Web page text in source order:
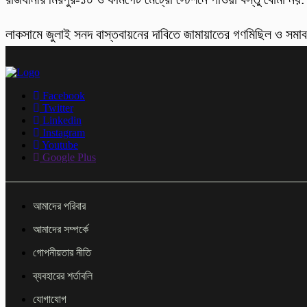
লাকসামে জুলাই সনদ বাস্তবায়নের দাবিতে জামায়াতের গণমিছিল ও
Facebook
Twitter
Linkedin
Instagram
Youtube
Google Plus
আমাদের পরিবার
আমাদের সম্পর্কে
গোপনীয়তার নীতি
ব্যবহারের শর্তাবলি
যোগাযোগ